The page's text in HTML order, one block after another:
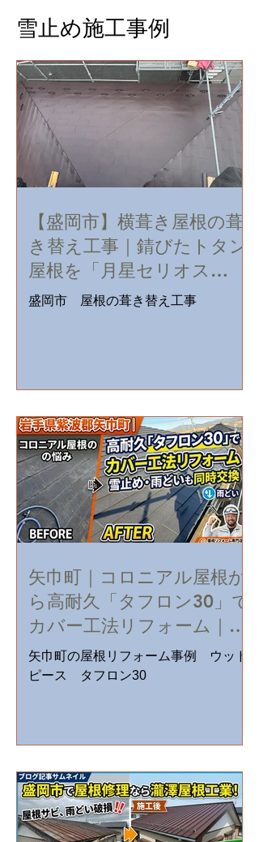
雪止め施工事例
【盛岡市】横葺き屋根の葺
き替え工事｜錆びたトタン
屋根を「月星セリオス
SGL」へ
盛岡市 屋根の葺き替え工事
矢巾町｜コロニアル屋根か
ら高耐久「タフロン30」で
カバー工法リフォーム｜雪
止め・雨どいも同時交換
矢巾町の屋根リフォーム事例 ウッド
ピース タフロン30